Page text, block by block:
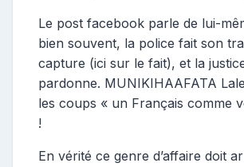
Le post facebook parle de lui-
bien souvent, la police fait son
capture (ici sur le fait), et la
pardonne. MUNIKIHAAFATA
les coups « un Français comme
!
En vérité ce genre d’affaire doit